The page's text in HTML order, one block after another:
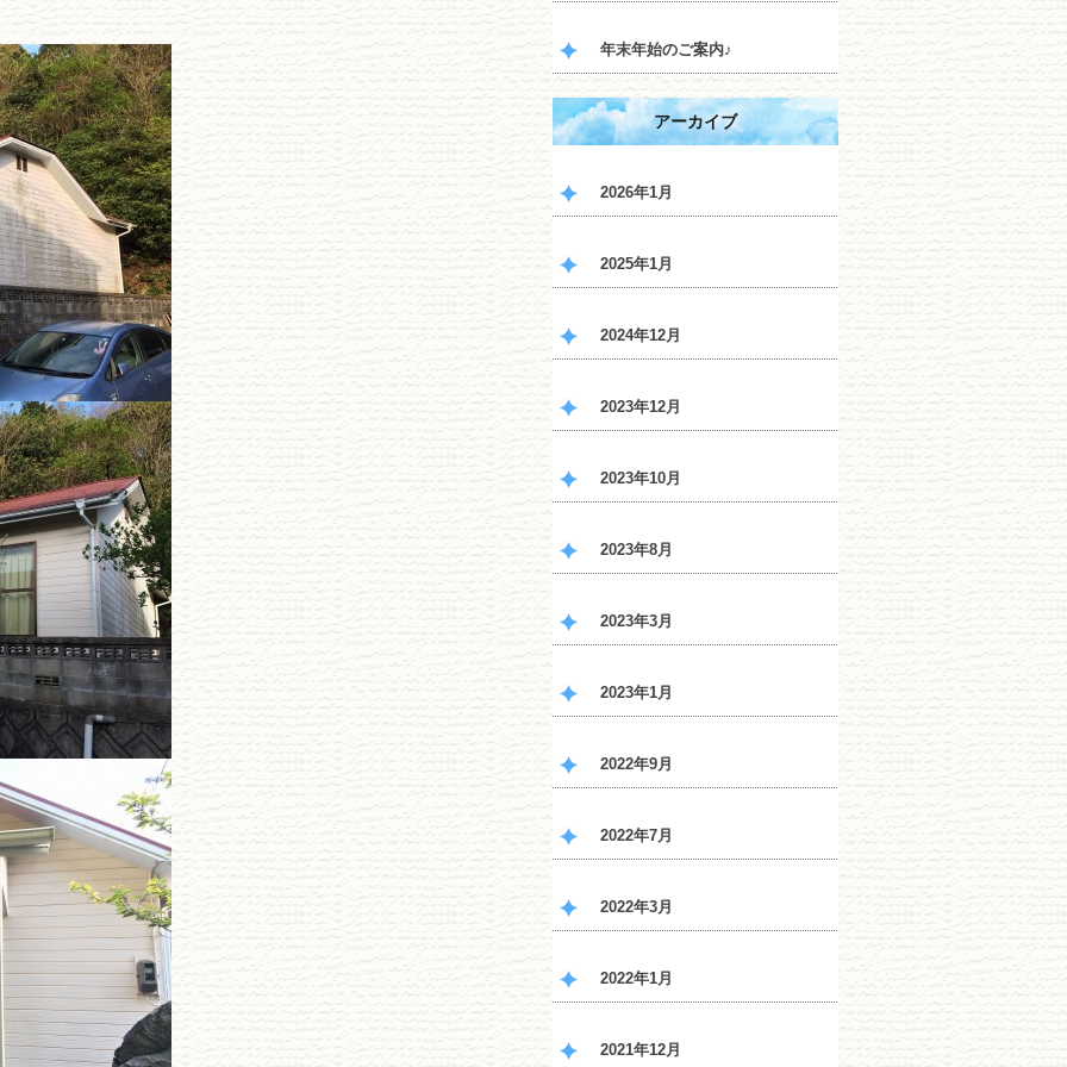
年末年始のご案内♪
アーカイブ
2026年1月
2025年1月
2024年12月
2023年12月
2023年10月
2023年8月
2023年3月
2023年1月
2022年9月
2022年7月
2022年3月
2022年1月
2021年12月